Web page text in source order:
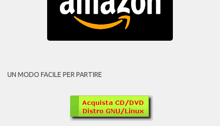
UN MODO FACILE PER PARTIRE